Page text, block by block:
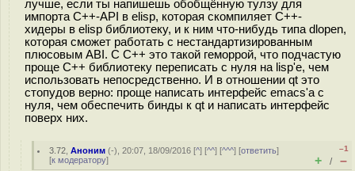
лучше, если ты напишешь обобщённую тулзу для
импорта C++-API в elisp, которая скомпиляет C++-
хидеры в elisp библиотеку, и к ним что-нибудь типа dlopen,
которая сможет работать с нестандартизированным
плюсовым ABI. С C++ это такой геморрой, что подчастую
проще C++ библиотеку переписать с нуля на lisp'е, чем
использовать непосредственно. И в отношении qt это
стопудов верно: проще написать интерфейс emacs'а с
нуля, чем обеспечить бинды к qt и написать интерфейс
поверх них.
3.72 ,Аноним (-), 20:07, 18/09/2016 [^] [^^] [^^^] [ответить]
[к модератору]
–1
+ / –